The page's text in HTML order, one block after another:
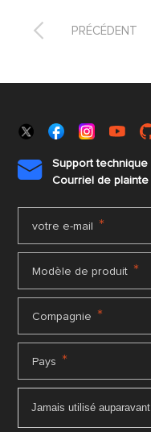
 PRÉCÉDENT

Support technique
Courriel de
votre e-mail *
Modèle de produit *
Compagnie *
Pays *